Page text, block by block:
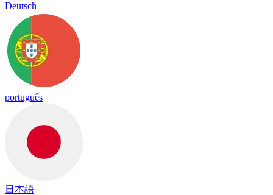
Deutsch
português
日本語